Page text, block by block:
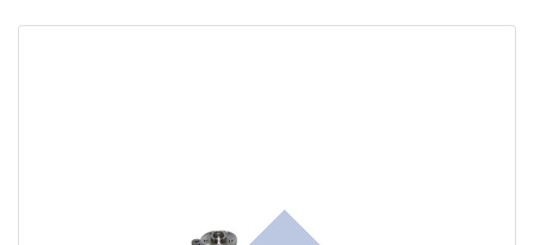
TRUCK|VOLVO|FM12|1998-2005